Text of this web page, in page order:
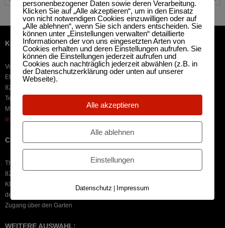
KOFEL-KAMERA-CLUB OBERAMMERGAU
Vorstand: Stephan Fenzl
Ettaler Str. 26a
82487 Oberammergau
Tel. +49 (0) 88 22 / 10 41
Mobil: +49 (0) 170 / 5 24 27 77
info@kofel-kamera-club.de
CLUBLOKAL
Theaterstr. 10
82487 Oberammergau
Kleiner Pfarrsaal unter
der Ev.-Luth. Kreuzkirche
Zugang über den Garten
WEITERE AUSWAHL:
personenbezogener Daten sowie deren Verarbeitung.
Klicken Sie auf „Alle akzeptieren“, um in den Einsatz
von nicht notwendigen Cookies einzuwilligen oder auf
„Alle ablehnen“, wenn Sie sich anders entscheiden. Sie
können unter „Einstellungen verwalten“ detaillierte
Informationen der von uns eingesetzten Arten von
Cookies erhalten und deren Einstellungen aufrufen. Sie
können die Einstellungen jederzeit aufrufen und
Cookies auch nachträglich jederzeit abwählen (z.B. in
der Datenschutzerklärung oder unten auf unserer
Webseite).
Alle akzeptieren
Alle ablehnen
Einstellungen
Datenschutz | Impressum